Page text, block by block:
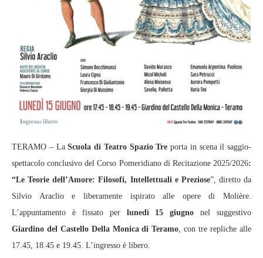
TERAMO – LaScuola di Teatro Spazio Tre porta in scena il saggio-
spettacolo conclusivo del Corso Pomeridiano di Recitazione 2025/2026:
“Le Teorie dell’Amore: Filosofi, Intellettuali e Preziose”, diretto da
Silvio Araclio e liberamente ispirato alle opere di Molière.
L’appuntamento è fissato perlunedì 15 giugno nel suggestivo
Giardino del Castello Della Monica di Teramo , con tre repliche alle
17.45, 18.45 e 19.45. L’ingresso è libero.